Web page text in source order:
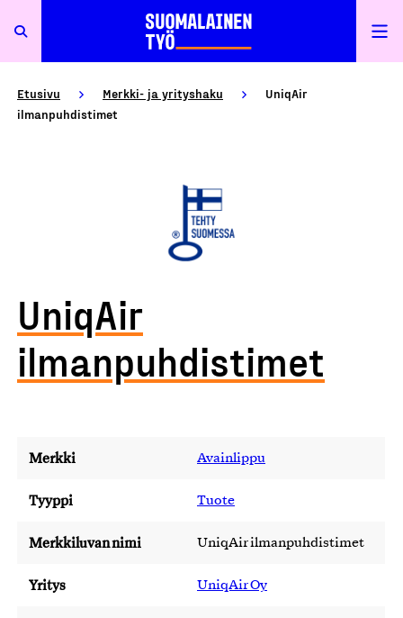
Etusivu Merkki- ja yrityshaku
UniqAir
ilmanpuhdistimet
UniqAir
ilmanpuhdistimet
Merkki Avainlippu
Tyyppi Tuote
Merkkiluvan nimi UniqAir ilmanpuhdistimet
Yritys UniqAir Oy